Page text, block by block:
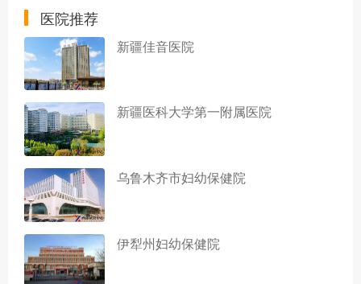
医院推荐
新疆佳音医院
新疆医科大学第一附属医院
乌鲁木齐市妇幼保健院
伊犁州妇幼保健院